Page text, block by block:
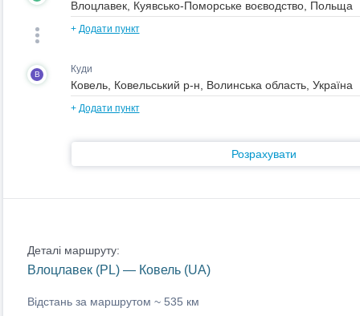
+ Додати пункт
B Куди
+ Додати пункт
Розрахувати
Деталі маршруту:
Влоцлавек (PL) — Ковель (UA)
Відстань за маршрутом ~ 535 км